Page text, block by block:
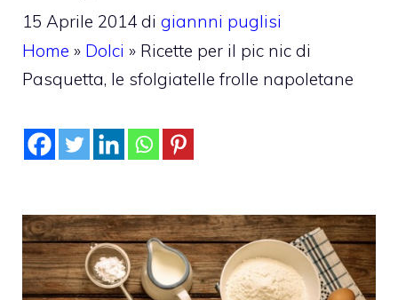
15 Aprile 2014 di giannni puglisi
Home » Dolci » Ricette per il pic nic di
Pasquetta, le sfolgiatelle frolle napoletane